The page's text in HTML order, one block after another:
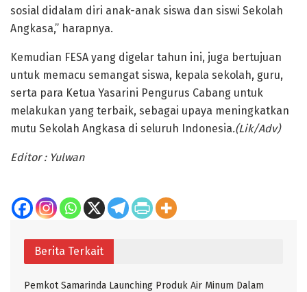
sosial didalam diri anak-anak siswa dan siswi Sekolah
Angkasa,” harapnya.
Kemudian FESA yang digelar tahun ini, juga bertujuan
untuk memacu semangat siswa, kepala sekolah, guru,
serta para Ketua Yasarini Pengurus Cabang untuk
melakukan yang terbaik, sebagai upaya meningkatkan
mutu Sekolah Angkasa di seluruh Indonesia.(Lik/Adv)
Editor : Yulwan
Berita Terkait
Pemkot Samarinda Launching Produk Air Minum Dalam